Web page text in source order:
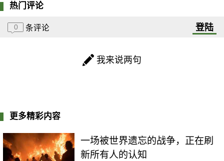
热门评论
0 条评论 登陆
我来说两句
更多精彩内容
一场被世界遗忘的战争，正在刷
新所有人的认知